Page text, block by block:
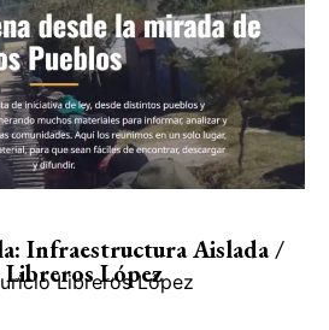
Infraestructura Aislada /
López
Libreros López